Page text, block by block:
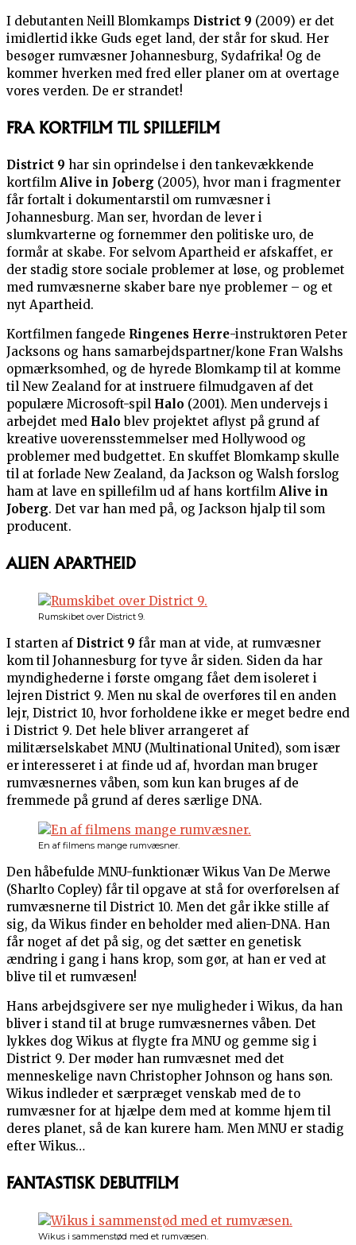
I debutanten Neill Blomkamps District 9 (2009) er det
imidlertid ikke Guds eget land, der står for skud. Her
besøger rumvæsner Johannesburg, Sydafrika! Og de
kommer hverken med fred eller planer om at overtage
vores verden. De er strandet!
FRA KORTFILM TIL SPILLEFILM
District 9 har sin oprindelse i den tankevækkende
kortfilm Alive in Joberg (2005), hvor man i fragmenter
får fortalt i dokumentarstil om rumvæsner i
Johannesburg. Man ser, hvordan de lever i
slumkvarterne og fornemmer den politiske uro, de
formår at skabe. For selvom Apartheid er afskaffet, er
der stadig store sociale problemer at løse, og problemet
med rumvæsnerne skaber bare nye problemer – og et
nyt Apartheid.
Kortfilmen fangede Ringenes Herre-instruktøren Peter
Jacksons og hans samarbejdspartner/kone Fran Walshs
opmærksomhed, og de hyrede Blomkamp til at komme
til New Zealand for at instruere filmudgaven af det
populære Microsoft-spil Halo (2001). Men undervejs i
arbejdet med Halo blev projektet aflyst på grund af
kreative uoverensstemmelser med Hollywood og
problemer med budgettet. En skuffet Blomkamp skulle
til at forlade New Zealand, da Jackson og Walsh forslog
ham at lave en spillefilm ud af hans kortfilm Alive in
Joberg. Det var han med på, og Jackson hjalp til som
producent.
ALIEN APARTHEID
Rumskibet over District 9.
I starten af District 9 får man at vide, at rumvæsner
kom til Johannesburg for tyve år siden. Siden da har
myndighederne i første omgang fået dem isoleret i
lejren District 9. Men nu skal de overføres til en anden
lejr, District 10, hvor forholdene ikke er meget bedre end
i District 9. Det hele bliver arrangeret af
militærselskabet MNU (Multinational United), som især
er interesseret i at finde ud af, hvordan man bruger
rumvæsnernes våben, som kun kan bruges af de
fremmede på grund af deres særlige DNA.
En af filmens mange rumvæsner.
Den håbefulde MNU-funktionær Wikus Van De Merwe
(Sharlto Copley) får til opgave at stå for overførelsen af
rumvæsnerne til District 10. Men det går ikke stille af
sig, da Wikus finder en beholder med alien-DNA. Han
får noget af det på sig, og det sætter en genetisk
ændring i gang i hans krop, som gør, at han er ved at
blive til et rumvæsen!
Hans arbejdsgivere ser nye muligheder i Wikus, da han
bliver i stand til at bruge rumvæsnernes våben. Det
lykkes dog Wikus at flygte fra MNU og gemme sig i
District 9. Der møder han rumvæsnet med det
menneskelige navn Christopher Johnson og hans søn.
Wikus indleder et særpræget venskab med de to
rumvæsner for at hjælpe dem med at komme hjem til
deres planet, så de kan kurere ham. Men MNU er stadig
efter Wikus…
FANTASTISK DEBUTFILM
Wikus i sammenstød med et rumvæsen.